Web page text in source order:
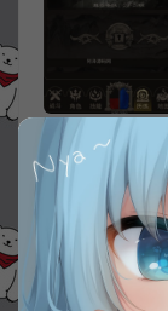
资源下载
此资源下载